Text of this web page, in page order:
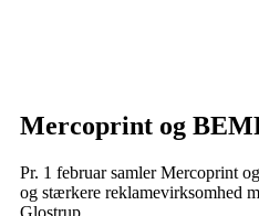
Mercoprint og
Pr. 1 februar samler Mercoprint
og stærkere reklamevirksomhed
Glostrup.